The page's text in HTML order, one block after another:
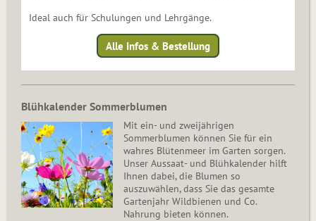
Ideal auch für Schulungen und Lehrgänge.
Alle Infos & Bestellung
Blühkalender Sommerblumen
Mit ein- und zweijährigen
Sommerblumen können Sie für ein
wahres Blütenmeer im Garten sorgen.
Unser Aussaat- und Blühkalender hilft
Ihnen dabei, die Blumen so
auszuwählen, dass Sie das gesamte
Gartenjahr Wildbienen und Co.
Nahrung bieten können.